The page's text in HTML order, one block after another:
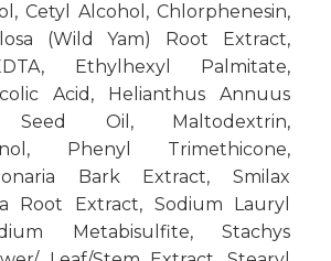
Cetyl Alcohol, Chlorphenesin,
(Wild Yam) Root Extract,
Ethylhexyl Palmitate,
Acid, Helianthus Annuus
Seed Oil, Maltodextrin,
Phenyl Trimethicone,
Bark Extract, Smilax
Root Extract, Sodium Lauryl
Metabisulfite, Stachys